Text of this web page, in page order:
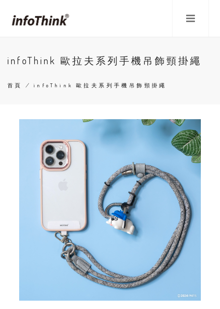
infoThink 歐拉夫系列手機吊飾頸掛繩
航
首頁 /infoThink 歐拉夫系列手機吊飾頸掛繩